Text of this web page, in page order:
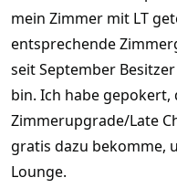
mein Zimmer mit LT
entsprechende
seit September
bin. Ich habe gepokert,
Zimmerupgrade/Late
gratis dazu bekomme,
Lounge.